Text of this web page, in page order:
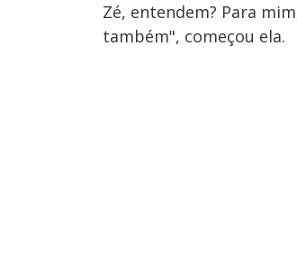
Zé, entendem? Para
também", começou ela.